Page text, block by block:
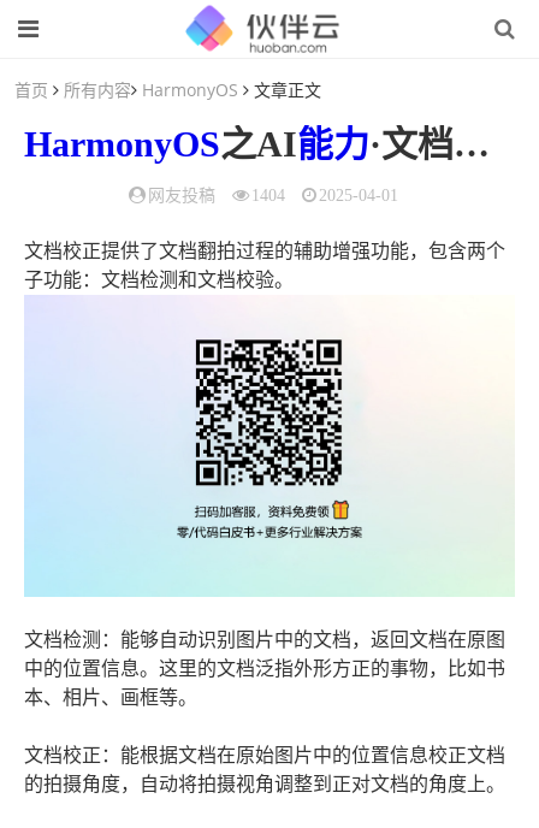
首页 所有内容 HarmonyOS 文章正文
HarmonyOS之AI能力·文档检测校正
网友投稿 1404 2025-04-01
文档校正提供了文档翻拍过程的辅助增强功能，包含两个
子功能：文档检测和文档校验。
文档检测：能够自动识别图片中的文档，返回文档在原图
中的位置信息。这里的文档泛指外形方正的事物，比如书
本、相片、画框等。
文档校正：能根据文档在原始图片中的位置信息校正文档
的拍摄角度，自动将拍摄视角调整到正对文档的角度上。